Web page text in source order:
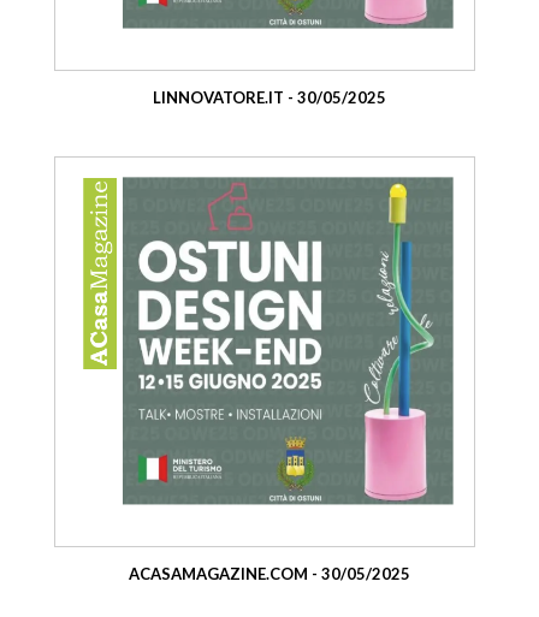
LINNOVATORE.IT - 30/05/2025
ACASAMAGAZINE.COM - 30/05/2025